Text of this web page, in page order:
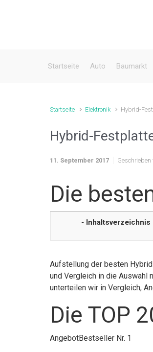
Startseite Auto Baumarkt
Startseite Elektronik Hybrid-
Hybrid-
11. September 2017 Geschrieben
Die
- Inhaltsverzeichnis
Aufstellung der besten
und Vergleich in die Auswahl
unterteilen wir in Vergleich,
Die TOP
AngebotBestseller Nr. 1